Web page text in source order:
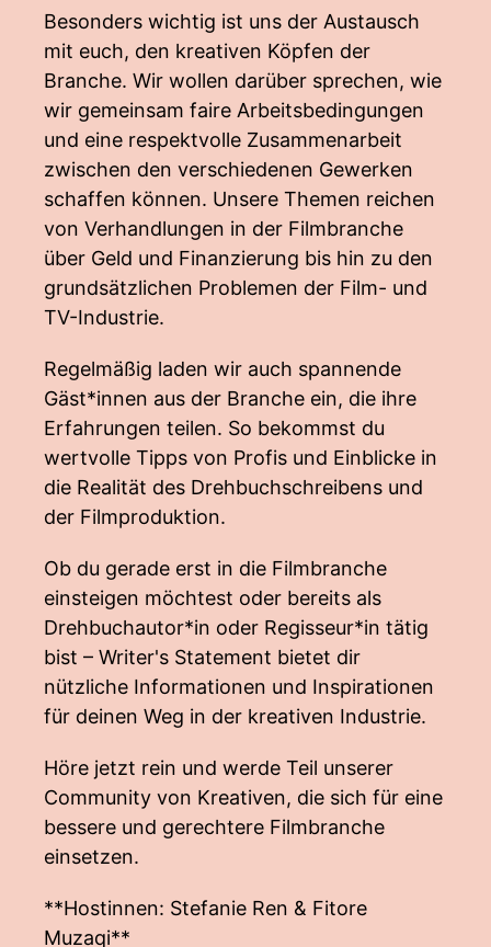
Besonders wichtig ist uns der Austausch
mit euch, den kreativen Köpfen der
Branche. Wir wollen darüber sprechen, wie
wir gemeinsam faire Arbeitsbedingungen
und eine respektvolle Zusammenarbeit
zwischen den verschiedenen Gewerken
schaffen können. Unsere Themen reichen
von Verhandlungen in der Filmbranche
über Geld und Finanzierung bis hin zu den
grundsätzlichen Problemen der Film- und
TV-Industrie.
Regelmäßig laden wir auch spannende
Gäst*innen aus der Branche ein, die ihre
Erfahrungen teilen. So bekommst du
wertvolle Tipps von Profis und Einblicke in
die Realität des Drehbuchschreibens und
der Filmproduktion.
Ob du gerade erst in die Filmbranche
einsteigen möchtest oder bereits als
Drehbuchautor*in oder Regisseur*in tätig
bist – Writer's Statement bietet dir
nützliche Informationen und Inspirationen
für deinen Weg in der kreativen Industrie.
Höre jetzt rein und werde Teil unserer
Community von Kreativen, die sich für eine
bessere und gerechtere Filmbranche
einsetzen.
**Hostinnen: Stefanie Ren & Fitore
Muzaqi**